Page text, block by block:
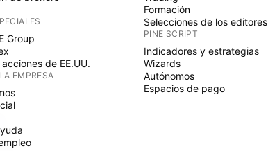
Group
de EE.UU.
EMPRESA
Formación
Selecciones de los editores
PINE SCRIPT
Indicadores y estrategias
Wizards
Autónomos
Espacios de pago